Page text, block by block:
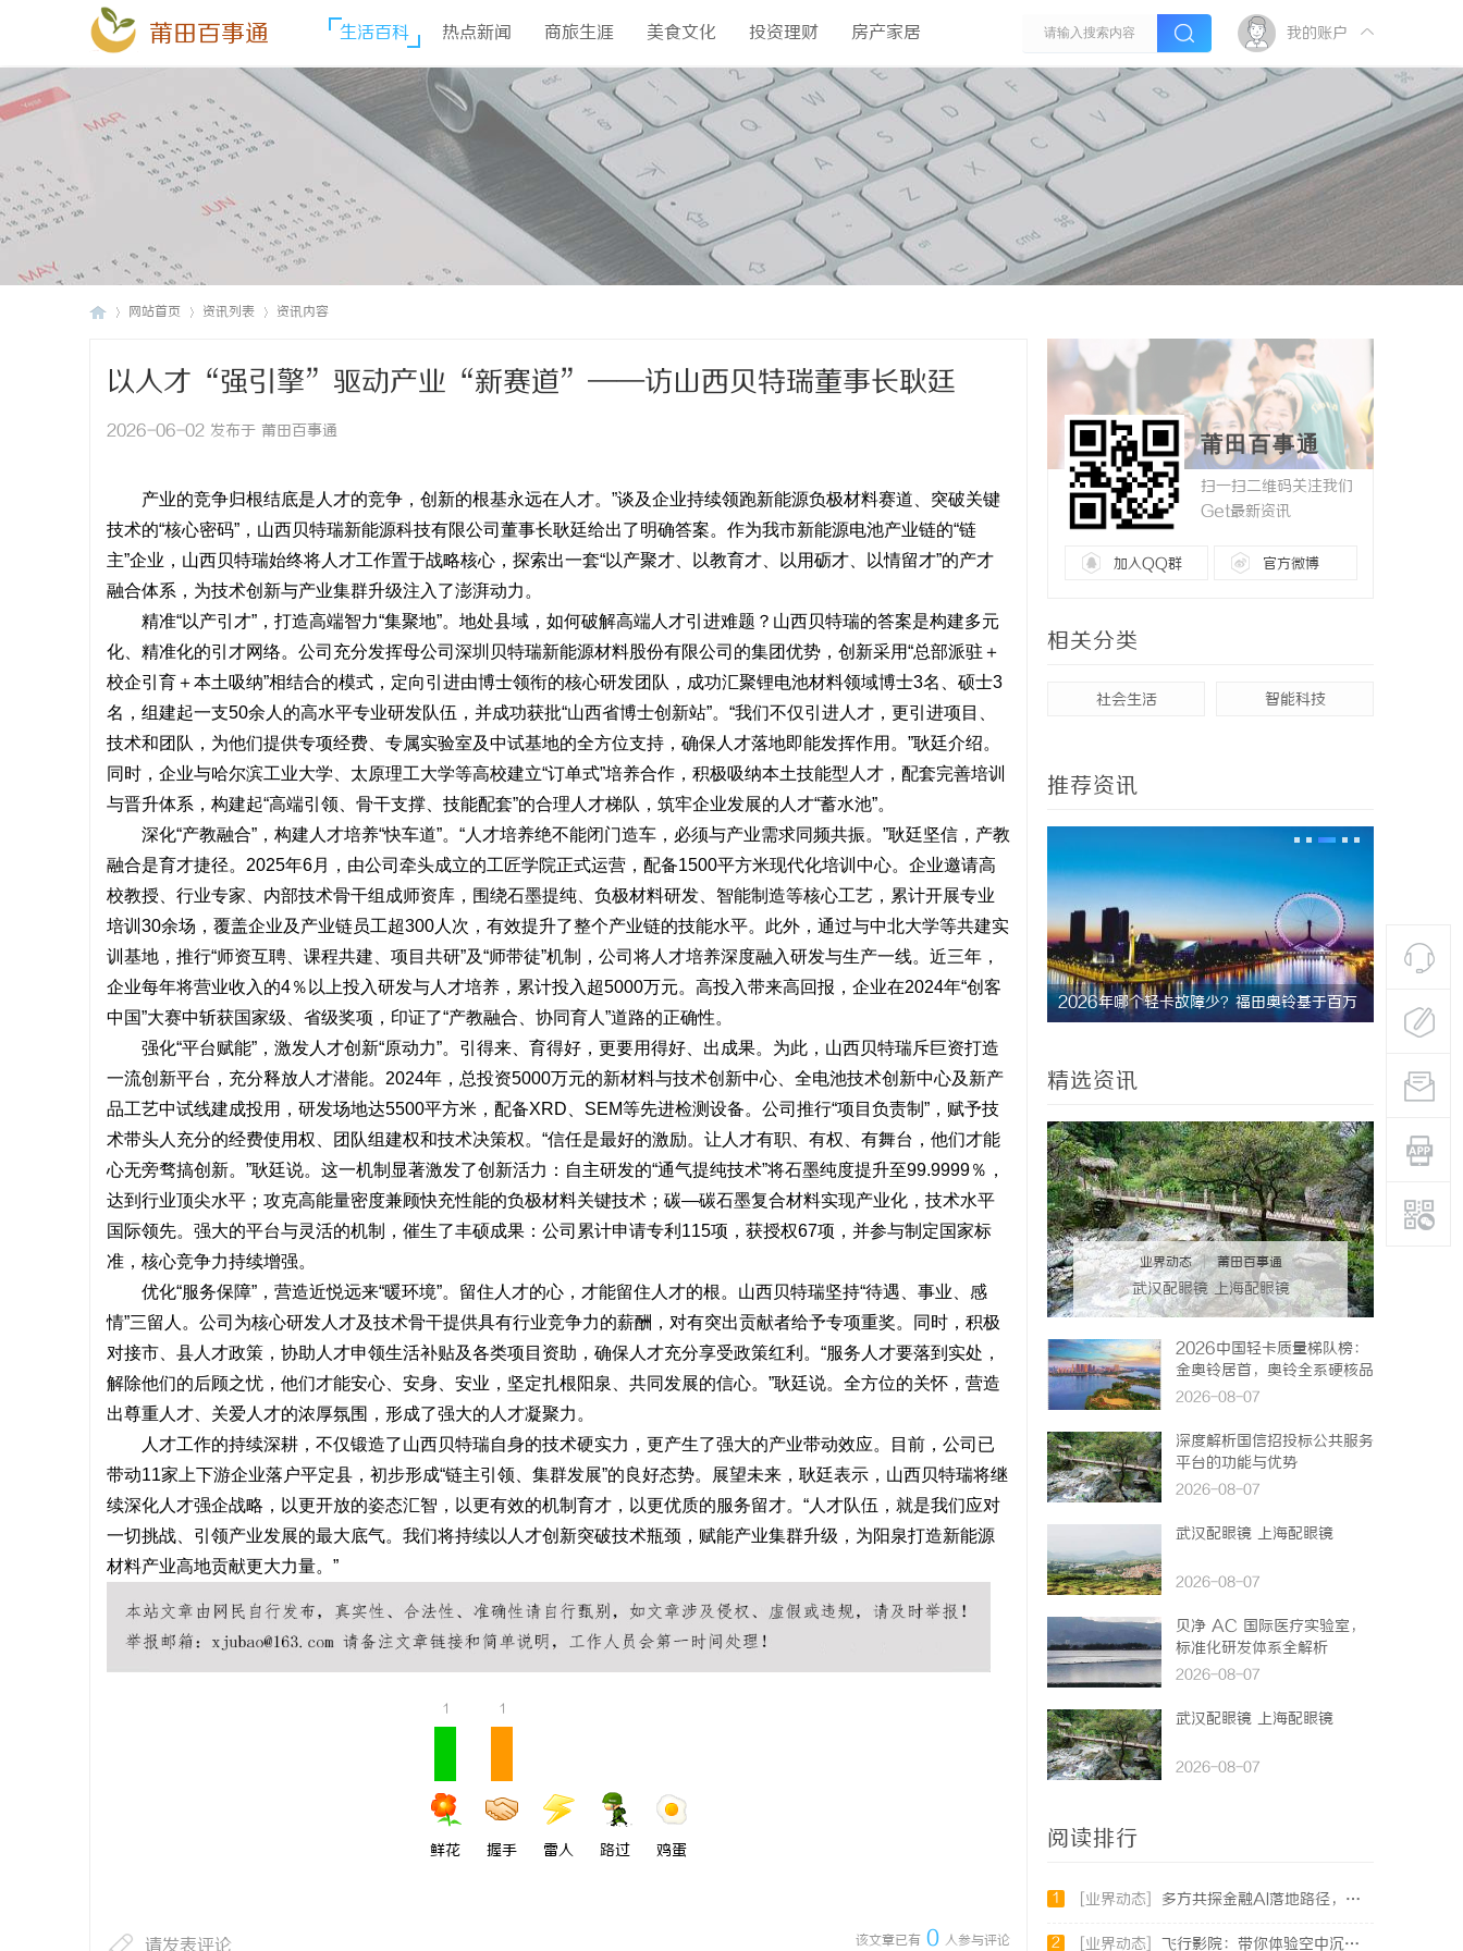
莆田百事通 生活百科 热点新闻 商旅生涯 美食文化 投资理财 房产家居 我的账户
网站首页 资讯列表 资讯内容
以人才“强引擎”驱动产业“新赛道”——访山西贝特瑞董事长耿廷
2026-06-02 发布于 莆田百事通
产业的竞争归根结底是人才的竞争，创新的根基永远在人才。”谈及企业持续领跑新能源负极材料赛道、突破关键
技术的“核心密码”，山西贝特瑞新能源科技有限公司董事长耿廷给出了明确答案。作为我市新能源电池产业链的“链
主”企业，山西贝特瑞始终将人才工作置于战略核心，探索出一套“以产聚才、以教育才、以用砺才、以情留才”的产才
融合体系，为技术创新与产业集群升级注入了澎湃动力。
精准“以产引才”，打造高端智力“集聚地”。地处县域，如何破解高端人才引进难题？山西贝特瑞的答案是构建多元
化、精准化的引才网络。公司充分发挥母公司深圳贝特瑞新能源材料股份有限公司的集团优势，创新采用“总部派驻＋
校企引育＋本土吸纳”相结合的模式，定向引进由博士领衔的核心研发团队，成功汇聚锂电池材料领域博士3名、硕士3
名，组建起一支50余人的高水平专业研发队伍，并成功获批“山西省博士创新站”。“我们不仅引进人才，更引进项目、
技术和团队，为他们提供专项经费、专属实验室及中试基地的全方位支持，确保人才落地即能发挥作用。”耿廷介绍。
同时，企业与哈尔滨工业大学、太原理工大学等高校建立“订单式”培养合作，积极吸纳本土技能型人才，配套完善培训
与晋升体系，构建起“高端引领、骨干支撑、技能配套”的合理人才梯队，筑牢企业发展的人才“蓄水池”。
深化“产教融合”，构建人才培养“快车道”。“人才培养绝不能闭门造车，必须与产业需求同频共振。”耿廷坚信，产教
融合是育才捷径。2025年6月，由公司牵头成立的工匠学院正式运营，配备1500平方米现代化培训中心。企业邀请高
校教授、行业专家、内部技术骨干组成师资库，围绕石墨提纯、负极材料研发、智能制造等核心工艺，累计开展专业
培训30余场，覆盖企业及产业链员工超300人次，有效提升了整个产业链的技能水平。此外，通过与中北大学等共建实
训基地，推行“师资互聘、课程共建、项目共研”及“师带徒”机制，公司将人才培养深度融入研发与生产一线。近三年，
企业每年将营业收入的4％以上投入研发与人才培养，累计投入超5000万元。高投入带来高回报，企业在2024年“创客
中国”大赛中斩获国家级、省级奖项，印证了“产教融合、协同育人”道路的正确性。
强化“平台赋能”，激发人才创新“原动力”。引得来、育得好，更要用得好、出成果。为此，山西贝特瑞斥巨资打造
一流创新平台，充分释放人才潜能。2024年，总投资5000万元的新材料与技术创新中心、全电池技术创新中心及新产
品工艺中试线建成投用，研发场地达5500平方米，配备XRD、SEM等先进检测设备。公司推行“项目负责制”，赋予技
术带头人充分的经费使用权、团队组建权和技术决策权。“信任是最好的激励。让人才有职、有权、有舞台，他们才能
心无旁骛搞创新。”耿廷说。这一机制显著激发了创新活力：自主研发的“通气提纯技术”将石墨纯度提升至99.9999％，
达到行业顶尖水平；攻克高能量密度兼顾快充性能的负极材料关键技术；碳—碳石墨复合材料实现产业化，技术水平
国际领先。强大的平台与灵活的机制，催生了丰硕成果：公司累计申请专利115项，获授权67项，并参与制定国家标
准，核心竞争力持续增强。
优化“服务保障”，营造近悦远来“暖环境”。留住人才的心，才能留住人才的根。山西贝特瑞坚持“待遇、事业、感
情”三留人。公司为核心研发人才及技术骨干提供具有行业竞争力的薪酬，对有突出贡献者给予专项重奖。同时，积极
对接市、县人才政策，协助人才申领生活补贴及各类项目资助，确保人才充分享受政策红利。“服务人才要落到实处，
解除他们的后顾之忧，他们才能安心、安身、安业，坚定扎根阳泉、共同发展的信心。”耿廷说。全方位的关怀，营造
出尊重人才、关爱人才的浓厚氛围，形成了强大的人才凝聚力。
人才工作的持续深耕，不仅锻造了山西贝特瑞自身的技术硬实力，更产生了强大的产业带动效应。目前，公司已
带动11家上下游企业落户平定县，初步形成“链主引领、集群发展”的良好态势。展望未来，耿廷表示，山西贝特瑞将继
续深化人才强企战略，以更开放的姿态汇智，以更有效的机制育才，以更优质的服务留才。“人才队伍，就是我们应对
一切挑战、引领产业发展的最大底气。我们将持续以人才创新突破技术瓶颈，赋能产业集群升级，为阳泉打造新能源
材料产业高地贡献更大力量。”
1
鲜花
1
握手 雷人 路过 鸡蛋
该文章已有 0 人参与评论
请发表评论
莆田百事通
扫一扫二维码关注我们
Get最新资讯
加入QQ群 官方微博
相关分类
社会生活 智能科技
推荐资讯
ai却天天给他免费派单？ 哪些行业秘诀？
2026年哪个轻卡故障少？福田奥铃基于百万 3d激光内
精选资讯
业界动态 | 莆田百事通
武汉配眼镜 上海配眼镜
2026中国轻卡质量梯队榜：
金奥铃居首，奥铃全系硬核品
质全解析
2026-08-07
深度解析国信招投标公共服务
平台的功能与优势
2026-08-07
武汉配眼镜 上海配眼镜
2026-08-07
贝净 AC 国际医疗实验室，
标准化研发体系全解析
2026-08-07
武汉配眼镜 上海配眼镜
2026-08-07
阅读排行
1 [业界动态] 多方共探金融AI落地路径，天创信用星图AI助力产业金融智能升级
2 [业界动态] 飞行影院：带你体验空中沉浸式视听盛宴的未来娱乐方式